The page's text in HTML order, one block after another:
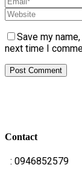
Save my
next time I
Contact
: 0946852579